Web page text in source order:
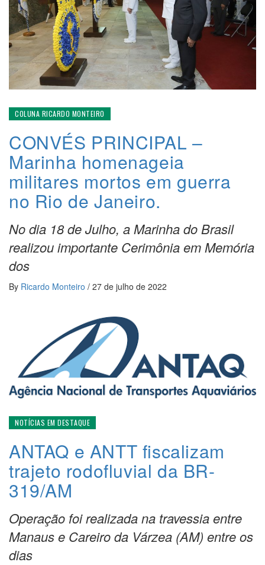
COLUNA RICARDO MONTEIRO
CONVÉS PRINCIPAL –
Marinha homenageia
militares mortos em guerra
no Rio de Janeiro.
No dia 18 de Julho, a Marinha do Brasil
realizou importante Cerimônia em Memória
dos
By Ricardo Monteiro / 27 de julho de 2022
NOTÍCIAS EM DESTAQUE
ANTAQ e ANTT fiscalizam
trajeto rodofluvial da BR-
319/AM
Operação foi realizada na travessia entre
Manaus e Careiro da Várzea (AM) entre os
dias